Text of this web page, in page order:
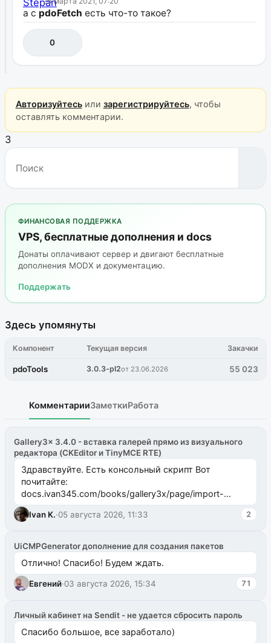
а с pdoFetch есть что-то такое?
0
Авторизуйтесьили зарегистрируйтесь, чтобы
оставлять комментарии.
3
ФИНАНСОВАЯ ПОДДЕРЖКА
VPS, бесплатные дополнения и docs
Донаты оплачивают сервер и двигают бесплатные
дополнения MODX и документацию.
Поддержать
Здесь упомянуты
Компонент Текущая версия Закачки
pdoTools 3.0.3-pl2от 23.06.2026 55 023
КомментарииЗаметкиРабота
Gallery3x 3.4.0 - вставка галерей прямо из визуального
редактора (CKEditor и TinyMCE RTE)
Здравствуйте. Есть консольный скрипт Вот
почитайте:
docs.ivan345.com/books/gallery3x/page/import-
ms2galleryphp
Ivan K.·05 августа 2026, 11:33 2
UiCMPGenerator дополнение для создания пакетов
Отлично! Спасибо! Будем ждать.
Евгений·03 августа 2026, 15:34 71
Личный кабинет на Sendit - не удается сбросить пароль
Спасибо большое, все заработало)